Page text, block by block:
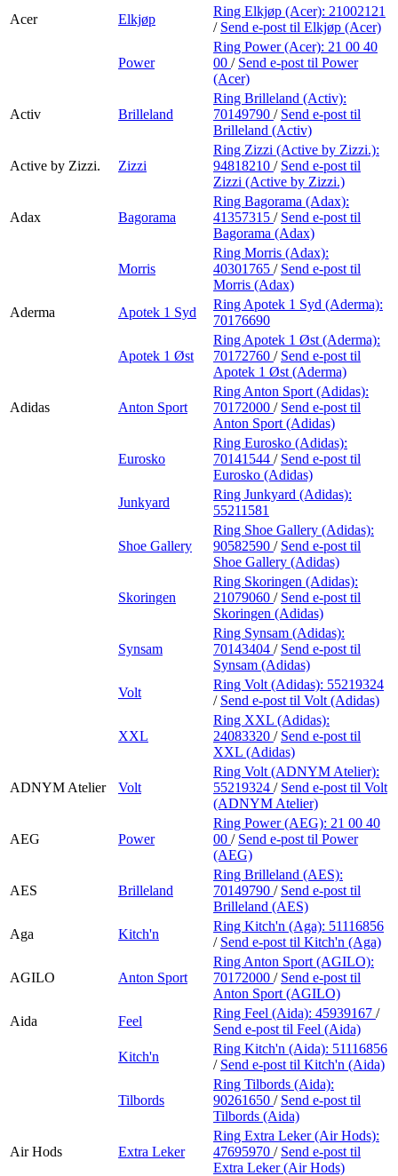
Acer
Elkjøp
Ring Elkjøp (Acer): 21002121
/ Send e-post til Elkjøp (Acer)
Power
Ring Power (Acer): 21 00 40
00 / Send e-post til Power
(Acer)
Activ Brilleland
Ring Brilleland (Activ):
70149790 / Send e-post til
Brilleland (Activ)
Active by Zizzi. Zizzi
Ring Zizzi (Active by Zizzi.):
94818210 / Send e-post til
Zizzi (Active by Zizzi.)
Adax Bagorama
Ring Bagorama (Adax):
41357315 / Send e-post til
Bagorama (Adax)
Morris
Ring Morris (Adax):
40301765 / Send e-post til
Morris (Adax)
Aderma
Apotek 1 Syd
Ring Apotek 1 Syd (Aderma):
70176690
Apotek 1 Øst
Ring Apotek 1 Øst (Aderma):
70172760 / Send e-post til
Apotek 1 Øst (Aderma)
Adidas Anton Sport
Ring Anton Sport (Adidas):
70172000 / Send e-post til
Anton Sport (Adidas)
Eurosko
Ring Eurosko (Adidas):
70141544 / Send e-post til
Eurosko (Adidas)
Junkyard
Ring Junkyard (Adidas):
55211581
Shoe Gallery
Ring Shoe Gallery (Adidas):
90582590 / Send e-post til
Shoe Gallery (Adidas)
Skoringen
Ring Skoringen (Adidas):
21079060 / Send e-post til
Skoringen (Adidas)
Synsam
Ring Synsam (Adidas):
70143404 / Send e-post til
Synsam (Adidas)
Volt
Ring Volt (Adidas): 55219324
/ Send e-post til Volt (Adidas)
XXL
Ring XXL (Adidas):
24083320 / Send e-post til
XXL (Adidas)
ADNYM Atelier Volt
Ring Volt (ADNYM Atelier):
55219324 / Send e-post til Volt
(ADNYM Atelier)
AEG Power
Ring Power (AEG): 21 00 40
00 / Send e-post til Power
(AEG)
AES Brilleland
Ring Brilleland (AES):
70149790 / Send e-post til
Brilleland (AES)
Aga
Kitch'n
Ring Kitch'n (Aga): 51116856
/ Send e-post til Kitch'n (Aga)
AGILO Anton Sport
Ring Anton Sport (AGILO):
70172000 / Send e-post til
Anton Sport (AGILO)
Aida
Feel
Ring Feel (Aida): 45939167 /
Send e-post til Feel (Aida)
Kitch'n
Ring Kitch'n (Aida): 51116856
/ Send e-post til Kitch'n (Aida)
Tilbords
Ring Tilbords (Aida):
90261650 / Send e-post til
Tilbords (Aida)
Air Hods Extra Leker
Ring Extra Leker (Air Hods):
47695970 / Send e-post til
Extra Leker (Air Hods)